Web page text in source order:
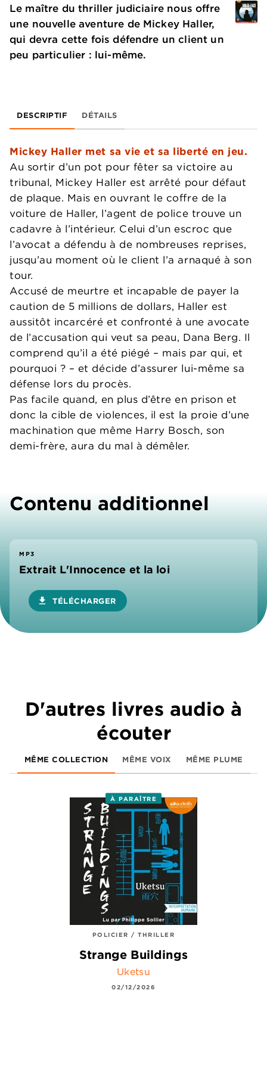
Le maître du thriller judiciaire nous offre
une nouvelle aventure de Mickey Haller,
qui devra cette fois défendre un client un
peu particulier : lui-même.
DESCRIPTIF DÉTAILS
Mickey Haller met sa vie et sa liberté en jeu.
Au sortir d’un pot pour fêter sa victoire au
tribunal, Mickey Haller est arrêté pour défaut
de plaque. Mais en ouvrant le coffre de la
voiture de Haller, l’agent de police trouve un
cadavre à l’intérieur. Celui d’un escroc que
l’avocat a défendu à de nombreuses reprises,
jusqu’au moment où le client l’a arnaqué à son
tour.
Accusé de meurtre et incapable de payer la
caution de 5 millions de dollars, Haller est
aussitôt incarcéré et confronté à une avocate
de l’accusation qui veut sa peau, Dana Berg. Il
comprend qu’il a été piégé – mais par qui, et
pourquoi ? – et décide d’assurer lui-même sa
défense lors du procès.
Pas facile quand, en plus d’être en prison et
donc la cible de violences, il est la proie d’une
machination que même Harry Bosch, son
demi-frère, aura du mal à démêler.
Contenu additionnel
MP3
Extrait L'Innocence et la loi
download TÉLÉCHARGER
D'autres livres audio à
écouter
MÊME COLLECTION MÊME VOIX MÊME PLUME
À PARAÎTRE
POLICIER / THRILLER
Strange Buildings
Uketsu
02/12/2026